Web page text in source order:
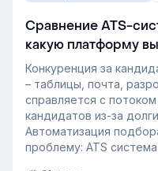
Сравнение ATS-
какую платформу
подбора персонала
Конкуренция за
– таблицы, почта,
справляется с
кандидатов из-за
Автоматизация
проблему: ATS